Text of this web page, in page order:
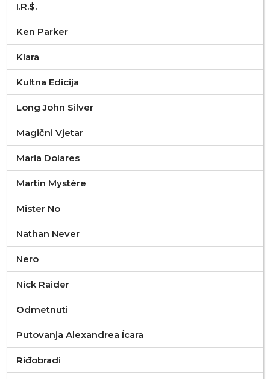
I.R.$.
Ken Parker
Klara
Kultna Edicija
Long John Silver
Magični Vjetar
Maria Dolares
Martin Mystère
Mister No
Nathan Never
Nero
Nick Raider
Odmetnuti
Putovanja Alexandrea Ícara
Riđobradi